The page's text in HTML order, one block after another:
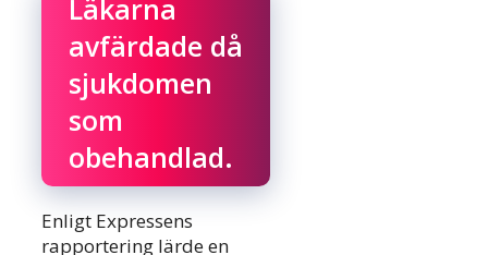
Läkarna
avfärdade då
sjukdomen
som
obehandlad.
Enligt Expressens
rapportering lärde en